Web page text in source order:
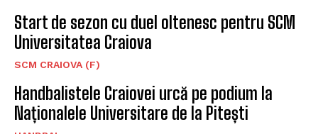
Start de sezon cu duel oltenesc pentru SCM
Universitatea Craiova
SCM CRAIOVA (F)
Handbalistele Craiovei urcă pe podium la
Naționalele Universitare de la Pitești